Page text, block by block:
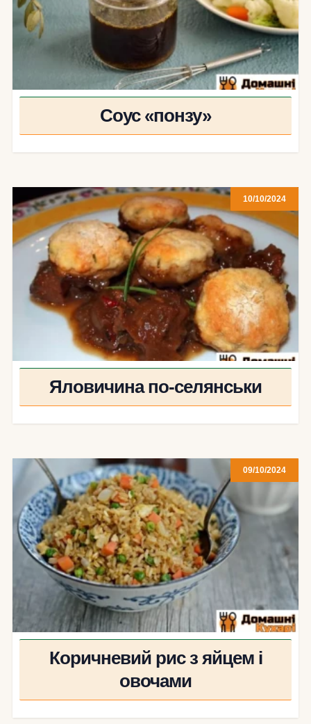
Соус «понзу»
10/10/2024
Яловичина по-селянськи
09/10/2024
Коричневий рис з яйцем і
овочами